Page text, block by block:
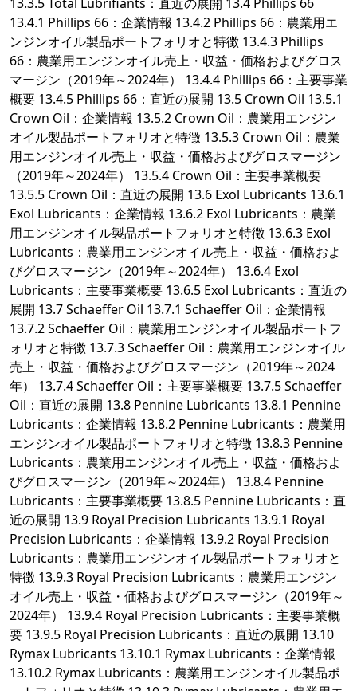
13.4.1 Phillips 66：企業情報 13.4.2 Phillips 66：農業用エ
ンジンオイル製品ポートフォリオと特徴 13.4.3 Phillips
66：農業用エンジンオイル売上・収益・価格およびグロス
マージン（2019年～2024年） 13.4.4 Phillips 66：主要事業
概要 13.4.5 Phillips 66：直近の展開 13.5 Crown Oil 13.5.1
Crown Oil：企業情報 13.5.2 Crown Oil：農業用エンジン
オイル製品ポートフォリオと特徴 13.5.3 Crown Oil：農業
用エンジンオイル売上・収益・価格およびグロスマージン
（2019年～2024年） 13.5.4 Crown Oil：主要事業概要
13.5.5 Crown Oil：直近の展開 13.6 Exol Lubricants 13.6.1
Exol Lubricants：企業情報 13.6.2 Exol Lubricants：農業
用エンジンオイル製品ポートフォリオと特徴 13.6.3 Exol
Lubricants：農業用エンジンオイル売上・収益・価格およ
びグロスマージン（2019年～2024年） 13.6.4 Exol
Lubricants：主要事業概要 13.6.5 Exol Lubricants：直近の
展開 13.7 Schaeffer Oil 13.7.1 Schaeffer Oil：企業情報
13.7.2 Schaeffer Oil：農業用エンジンオイル製品ポートフ
ォリオと特徴 13.7.3 Schaeffer Oil：農業用エンジンオイル
売上・収益・価格およびグロスマージン（2019年～2024
年） 13.7.4 Schaeffer Oil：主要事業概要 13.7.5 Schaeffer
Oil：直近の展開 13.8 Pennine Lubricants 13.8.1 Pennine
Lubricants：企業情報 13.8.2 Pennine Lubricants：農業用
エンジンオイル製品ポートフォリオと特徴 13.8.3 Pennine
Lubricants：農業用エンジンオイル売上・収益・価格およ
びグロスマージン（2019年～2024年） 13.8.4 Pennine
Lubricants：主要事業概要 13.8.5 Pennine Lubricants：直
近の展開 13.9 Royal Precision Lubricants 13.9.1 Royal
Precision Lubricants：企業情報 13.9.2 Royal Precision
Lubricants：農業用エンジンオイル製品ポートフォリオと
特徴 13.9.3 Royal Precision Lubricants：農業用エンジン
オイル売上・収益・価格およびグロスマージン（2019年～
2024年） 13.9.4 Royal Precision Lubricants：主要事業概
要 13.9.5 Royal Precision Lubricants：直近の展開 13.10
Rymax Lubricants 13.10.1 Rymax Lubricants：企業情報
13.10.2 Rymax Lubricants：農業用エンジンオイル製品ポ